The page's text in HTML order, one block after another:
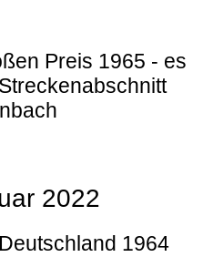
Preis 1965 - es
2022
1964